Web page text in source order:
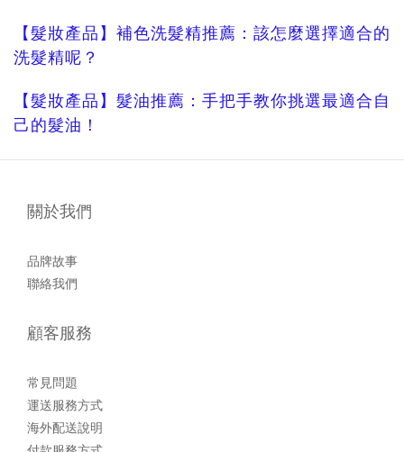
【髮妝產品】補色洗髮精推薦：該怎麼選擇適合的
洗髮精呢？
【髮妝產品】髮油推薦：手把手教你挑選最適合自
己的髮油！
關於我們
品牌故事
聯絡我們
顧客服務
常見問題
運送服務方式
海外配送說明